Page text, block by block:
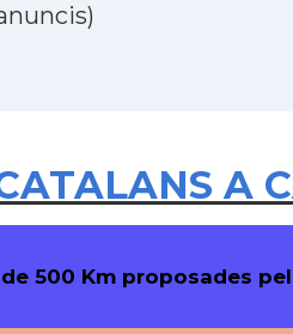
A
500 Km proposades